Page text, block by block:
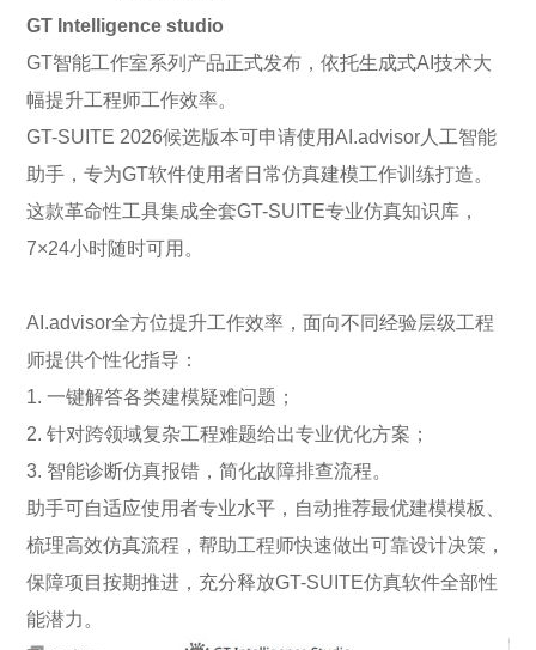
GT Intelligence studio
GT智能工作室系列产品正式发布，依托生成式AI技术大
幅提升工程师工作效率。
GT-SUITE 2026候选版本可申请使用AI.advisor人工智能
助手，专为GT软件使用者日常仿真建模工作训练打造。
这款革命性工具集成全套GT-SUITE专业仿真知识库，
7×24小时随时可用。
AI.advisor全方位提升工作效率，面向不同经验层级工程
师提供个性化指导：
1. 一键解答各类建模疑难问题；
2. 针对跨领域复杂工程难题给出专业优化方案；
3. 智能诊断仿真报错，简化故障排查流程。
助手可自适应使用者专业水平，自动推荐最优建模模板、
梳理高效仿真流程，帮助工程师快速做出可靠设计决策，
保障项目按期推进，充分释放GT-SUITE仿真软件全部性
能潜力。